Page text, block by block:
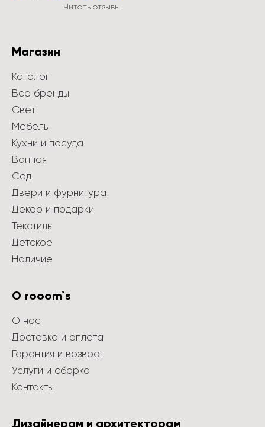
Читать отзывы
Магазин
Каталог
Все бренды
Свет
Мебель
Кухни и посуда
Ванная
Сад
Двери и фурнитура
Декор и подарки
Текстиль
Детское
Наличие
О rooom`s
О нас
Доставка и оплата
Гарантия и возврат
Услуги и сборка
Контакты
Дизайнерам и архитекторам